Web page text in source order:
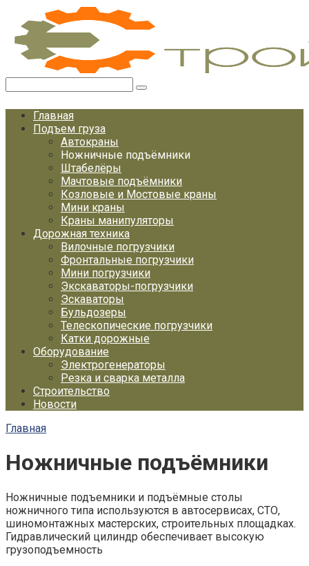
Перейти
контенту
Главная
Подъем груза
Автокраны
Ножничные подъёмники
Штабелёры
Мачтовые подъёмники
Козловые и Мостовые краны
Мини краны
Краны манипуляторы
Дорожная техника
Вилочные погрузчики
Фронтальные погрузчики
Мини погрузчики
Экскаваторы-погрузчики
Эскаваторы
Бульдозеры
Телескопические погрузчики
Катки дорожные
Оборудование
Электрогенераторы
Резка и сварка металла
Строительство
Новости
Главная
Ножничные подъёмники
Ножничные подъемники и подъёмные столы
ножничного типа используются в автосервисах, СТО,
шиномонтажных мастерских, строительных площадках.
Гидравлический цилиндр обеспечивает высокую
грузоподъемность